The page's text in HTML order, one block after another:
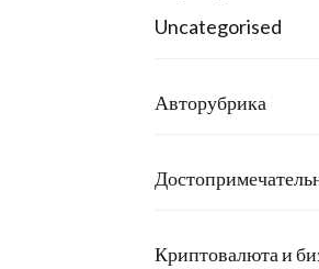
Uncategorised
Авторубрика
Криптовалюта и